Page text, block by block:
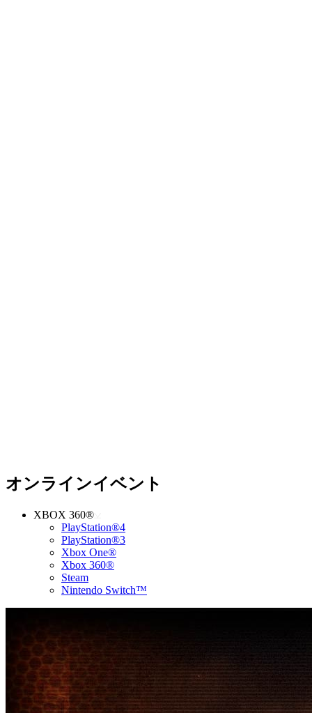
オンラインイベント
XBOX 360®
PlayStation®4
PlayStation®3
Xbox One®
Xbox 360®
Steam
Nintendo Switch™